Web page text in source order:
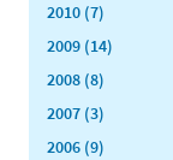
2010 (7)
2009 (14)
2008 (8)
2007 (3)
2006 (9)